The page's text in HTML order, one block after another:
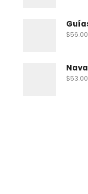
$56.00
$53.00